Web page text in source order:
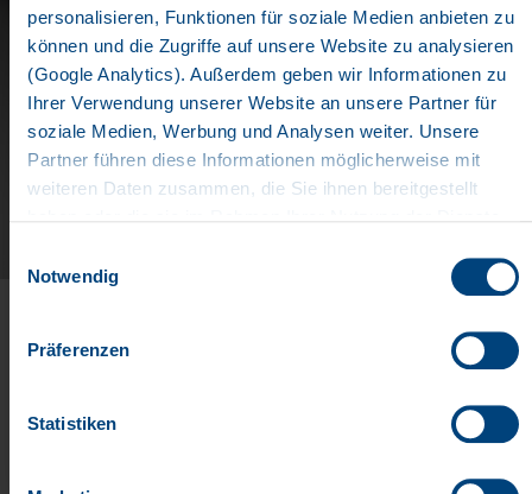
personalisieren, Funktionen für soziale Medien anbieten zu
können und die Zugriffe auf unsere Website zu analysieren
(Google Analytics). Außerdem geben wir Informationen zu
Ihrer Verwendung unserer Website an unsere Partner für
soziale Medien, Werbung und Analysen weiter. Unsere
Partner führen diese Informationen möglicherweise mit
weiteren Daten zusammen, die Sie ihnen bereitgestellt
auch Dienstleister in Drittländern außerhalb der EU mit
abweichenden Datenschutzbestimmungen ein, wodurch
Kontrollverlust bzgl. übermittelter Daten bestehen kann.
Impressum
Notwendig
Präferenzen
Statistiken
WELL-INFORMED
Documents
IMAGEBROCHURE
well as for innovation. Working with you, we seek to
we align our products and services with the forward-
looking megatrends of "digitalisation, automation,